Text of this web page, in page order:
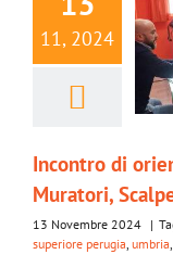
11, 2024
Incontro di
Muratori,
13 Novembre 2024 |
superiore perugia umbria